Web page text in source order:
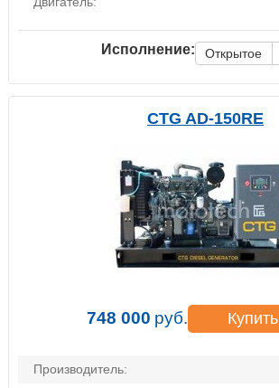
Исполнение: Открытое
CTG AD-150RE
748 000 руб. Купить
Производитель: